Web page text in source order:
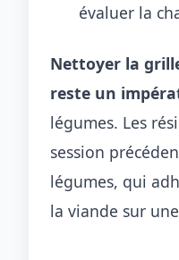
évaluer la
Nettoyer la
reste un
légumes. Les
session
légumes, qui
la viande sur